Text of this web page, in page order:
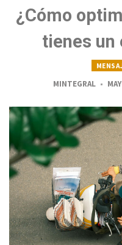
¿Cómo
tienes un
MINTEGRAL